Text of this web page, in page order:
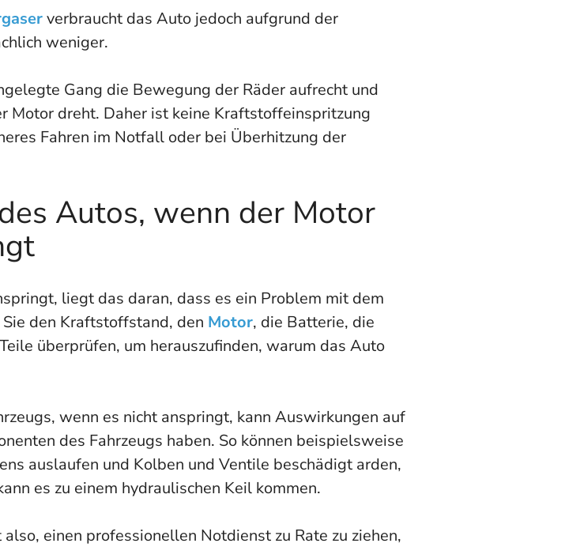
verbraucht das Auto jedoch aufgrund der
weniger.
Gang die Bewegung der Räder aufrecht und
Motor dreht. Daher ist keine Kraftstoffeinspritzung
Fahren im Notfall oder bei Überhitzung der
Autos, wenn der Motor
liegt das daran, dass es ein Problem mit dem
den Kraftstoffstand, den Motor, die Batterie, die
überprüfen, um herauszufinden, warum das Auto
wenn es nicht anspringt, kann Auswirkungen auf
des Fahrzeugs haben. So können beispielsweise
auslaufen und Kolben und Ventile beschädigt arden,
es zu einem hydraulischen Keil kommen.
einen professionellen Notdienst zu Rate zu ziehen,